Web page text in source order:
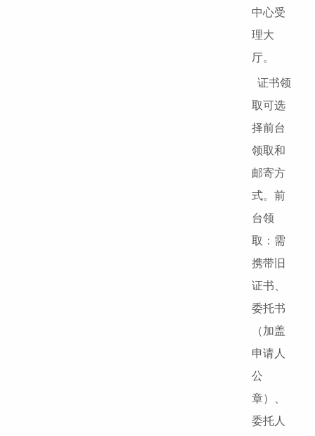
中心受
理大
厅。
证书领
取可选
择前台
领取和
邮寄方
式。前
台领
取：需
携带旧
证书、
委托书
（加盖
申请人
公
章）、
委托人